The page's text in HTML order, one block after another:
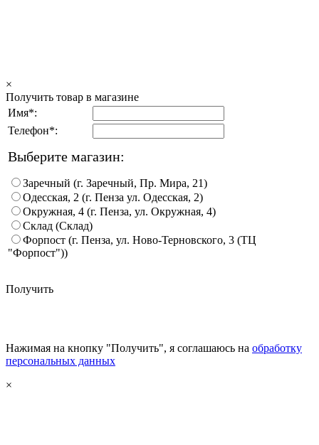
×
Получить товар в магазине
Имя*:
Телефон*:
Выберите магазин:
Заречный (г. Заречный, Пр. Мира, 21)
Одесская, 2 (г. Пенза ул. Одесская, 2)
Окружная, 4 (г. Пенза, ул. Окружная, 4)
Склад (Склад)
Форпост (г. Пенза, ул. Ново-Терновского, 3 (ТЦ
"Форпост"))
Получить
Нажимая на кнопку "Получить", я соглашаюсь на обработку
персональных данных
×